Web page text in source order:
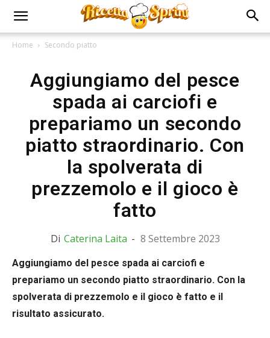
Home Secondo piatto
Aggiungiamo del pesce
spada ai carciofi e
prepariamo un secondo
piatto straordinario. Con
la spolverata di
prezzemolo e il gioco è
fatto
Di Caterina Laita - 8 Settembre 2023
Aggiungiamo del pesce spada ai carciofi e
prepariamo un secondo piatto straordinario. Con la
spolverata di prezzemolo e il gioco è fatto e il
risultato assicurato.